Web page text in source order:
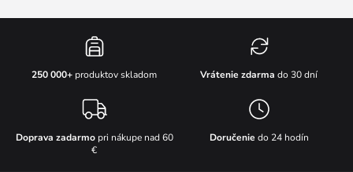
250 000+ produktov skladom Vrátenie zdarma do 30 dní
Doprava zadarmopri nákupe nad 60
€
Doručenie do 24 hodín